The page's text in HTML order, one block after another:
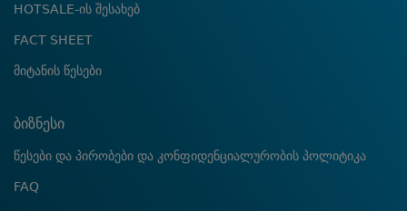
HOTSALE-ის შესახებ
FACT SHEET
მიტანის წესები
ბიზნესი
წესები და პირობები და კონფიდენციალურობის პოლიტიკა
FAQ